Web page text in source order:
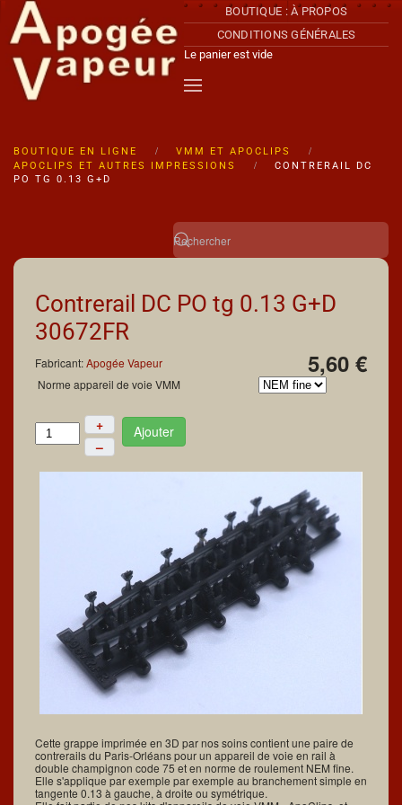
Accéder au contenu principal
BOUTIQUE : À PROPOS
CONDITIONS GÉNÉRALES
Le panier est vide
BOUTIQUE EN LIGNE
VMM ET APOCLIPS
APOCLIPS ET AUTRES IMPRESSIONS
CONTRERAIL DC
PO TG 0.13 G+D
Contrerail DC PO tg 0.13 G+D
30672FR
5,60 €
Fabricant:Apogée Vapeur
Norme appareil de voie VMM
+
–
Ajouter
Cette grappe imprimée en 3D par nos soins contient une paire de
contrerails du Paris-Orléans pour un appareil de voie en rail à
double champignon code 75 et en norme de roulement NEM fine.
Elle s'applique par exemple par exemple au branchement simple en
tangente 0.13 à gauche, à droite ou symétrique.